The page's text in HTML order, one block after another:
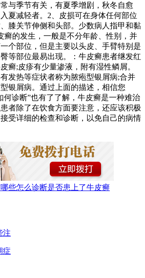
与季节有关，有夏季增剧，秋冬自愈
夏减轻者。2、皮损可在身体任何部位
膝关节伸侧和头部。少数病人指甲和黏
癣的发生，一般是不分年龄、性别，并
个部位，但是主要以头皮、手臂特别是
等部位最易出现。：牛皮癣患者继发红
癣;皮疹有少量渗液，附有湿性鳞屑。
发热等症状者称为脓疱型银屑病;合并
银屑病。通过上面的描述，相信您
何诊断”也有了了解，牛皮癣是一种难治
者除了在饮食方面要注意，还应该积极
受详细的检查和诊断，以免自己的病情
些怎么诊断是否患上了牛皮癣
注
症